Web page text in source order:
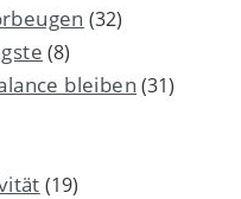
(32)
(8)
bleiben (31)
(19)